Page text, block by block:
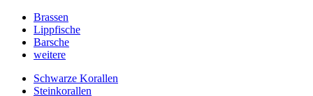
Brassen
Lippfische
Barsche
weitere
Schwarze Korallen
Steinkorallen